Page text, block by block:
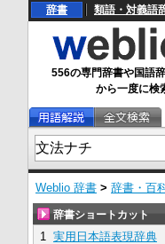
辞書 類語・対義語
556の専門辞書や国語
から一度に検
Weblio 辞書 > 辞書・百
辞書ショートカット
1 実用日本語表現辞典